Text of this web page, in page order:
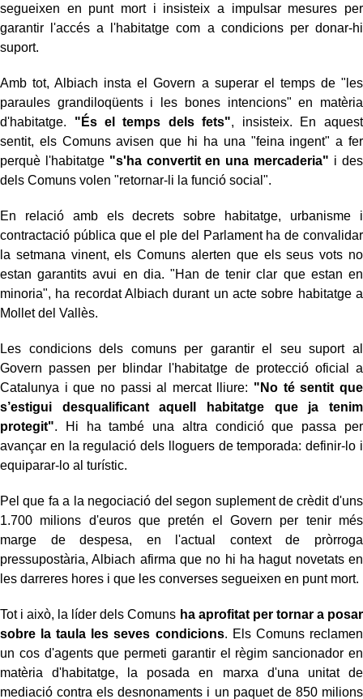
segueixen en punt mort i insisteix a impulsar mesures per
garantir l'accés a l'habitatge com a condicions per donar-hi
suport.
Amb tot, Albiach insta el Govern a superar el temps de "les
paraules grandiloqüents i les bones intencions" en matèria
d'habitatge. "És el temps dels fets", insisteix. En aquest
sentit, els Comuns avisen que hi ha una "feina ingent" a fer
perquè l'habitatge "s'ha convertit en una mercaderia" i des
dels Comuns volen "retornar-li la funció social".
En relació amb els decrets sobre habitatge, urbanisme i
contractació pública que el ple del Parlament ha de convalidar
la setmana vinent, els Comuns alerten que els seus vots no
estan garantits avui en dia. "Han de tenir clar que estan en
minoria", ha recordat Albiach durant un acte sobre habitatge a
Mollet del Vallès.
Les condicions dels comuns per garantir el seu suport al
Govern passen per blindar l'habitatge de protecció oficial a
Catalunya i que no passi al mercat lliure: "No té sentit que
s’estigui desqualificant aquell habitatge que ja tenim
protegit". Hi ha també una altra condició que passa per
avançar en la regulació dels lloguers de temporada: definir-lo i
equiparar-lo al turístic.
Pel que fa a la negociació del segon suplement de crèdit d'uns
1.700 milions d'euros que pretén el Govern per tenir més
marge de despesa, en l'actual context de pròrroga
pressupostària, Albiach afirma que no hi ha hagut novetats en
les darreres hores i que les converses segueixen en punt mort.
Tot i això, la líder dels Comuns ha aprofitat per tornar a posar
sobre la taula les seves condicions. Els Comuns reclamen
un cos d'agents que permeti garantir el règim sancionador en
matèria d'habitatge, la posada en marxa d'una unitat de
mediació contra els desnonaments i un paquet de 850 milions